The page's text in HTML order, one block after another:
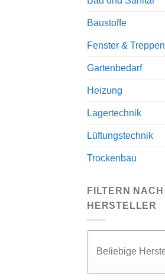
Baustoffe
Fenster & Treppen
Gartenbedarf
Heizung
Lagertechnik
Lüftungstechnik
Trockenbau
FILTERN NACH
HERSTELLER